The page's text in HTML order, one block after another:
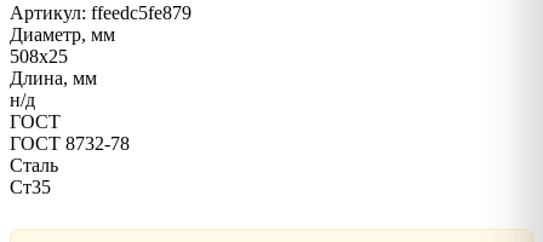
Артикул: ffeedc5fe879
Диаметр, мм
508х25
Длина, мм
н/д
ГОСТ
ГОСТ 8732-78
Сталь
Ст35